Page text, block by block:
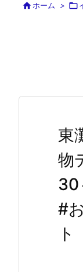
ホーム > 
東
物
30
#
ト